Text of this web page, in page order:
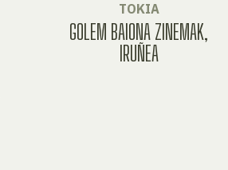
TOKIA
GOLEM BAIONA ZINEMAK,
IRUÑEA